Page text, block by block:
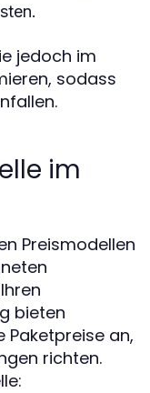
jedoch im
sodass
im
Preismodellen
bieten
Paketpreise an,
richten.